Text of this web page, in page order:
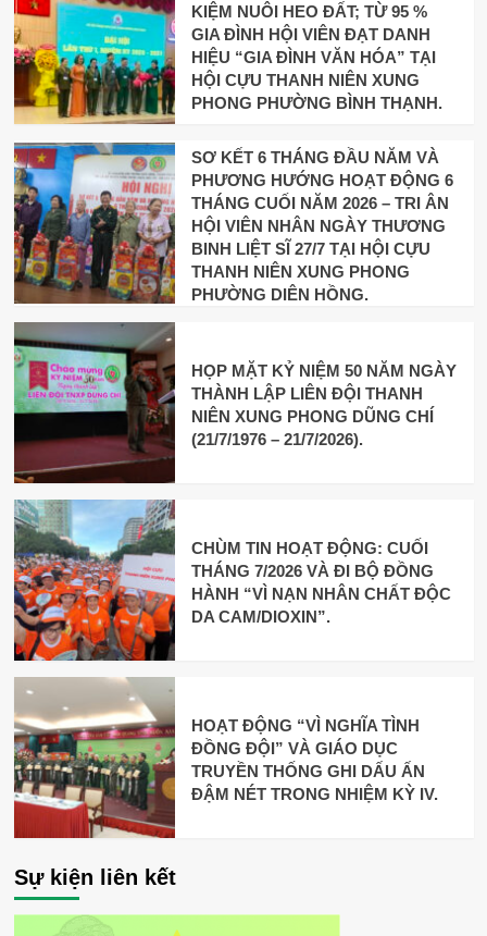
KIỆM NUÔI HEO ĐẤT; TỪ 95 %
GIA ĐÌNH HỘI VIÊN ĐẠT DANH
HIỆU “GIA ĐÌNH VĂN HÓA” TẠI
HỘI CỰU THANH NIÊN XUNG
PHONG PHƯỜNG BÌNH THẠNH.
SƠ KẾT 6 THÁNG ĐẦU NĂM VÀ
PHƯƠNG HƯỚNG HOẠT ĐỘNG 6
THÁNG CUỐI NĂM 2026 – TRI ÂN
HỘI VIÊN NHÂN NGÀY THƯƠNG
BINH LIỆT SĨ 27/7 TẠI HỘI CỰU
THANH NIÊN XUNG PHONG
PHƯỜNG DIÊN HỒNG.
HỌP MẶT KỶ NIỆM 50 NĂM NGÀY
THÀNH LẬP LIÊN ĐỘI THANH
NIÊN XUNG PHONG DŨNG CHÍ
(21/7/1976 – 21/7/2026).
CHÙM TIN HOẠT ĐỘNG: CUỐI
THÁNG 7/2026 VÀ ĐI BỘ ĐỒNG
HÀNH “VÌ NẠN NHÂN CHẤT ĐỘC
DA CAM/DIOXIN”.
HOẠT ĐỘNG “VÌ NGHĨA TÌNH
ĐỒNG ĐỘI” VÀ GIÁO DỤC
TRUYỀN THỐNG GHI DẤU ẤN
ĐẬM NÉT TRONG NHIỆM KỲ IV.
Sự kiện liên kết